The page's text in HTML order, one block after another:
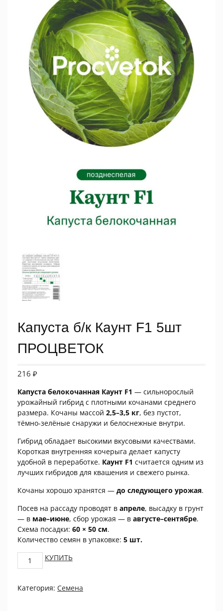
Капуста б/к Каунт F1 5шт
ПРОЦВЕТОК
216 ₽
Капуста белокочанная Каунт F1 — сильнорослый
урожайный гибрид с плотными кочанами среднего
размера. Кочаны массой 2,5–3,5 кг, без пустот,
тёмно-зелёные снаружи и белоснежные внутри.
Гибрид обладает высокими вкусовыми качествами.
Короткая внутренняя кочерыга делает капусту
удобной в переработке. Каунт F1 считается одним из
лучших гибридов для квашения и свежего рынка.
Кочаны хорошо хранятся — до следующего урожая.
Посев на рассаду проводят в апреле, высадку в грунт
— в мае–июне, сбор урожая — в августе–сентябре.
Схема посадки: 60 × 50 см.
Количество семян в упаковке: 5 шт.
Капуста
б/
Каунт
КУПИТЬ
Категория: Семена